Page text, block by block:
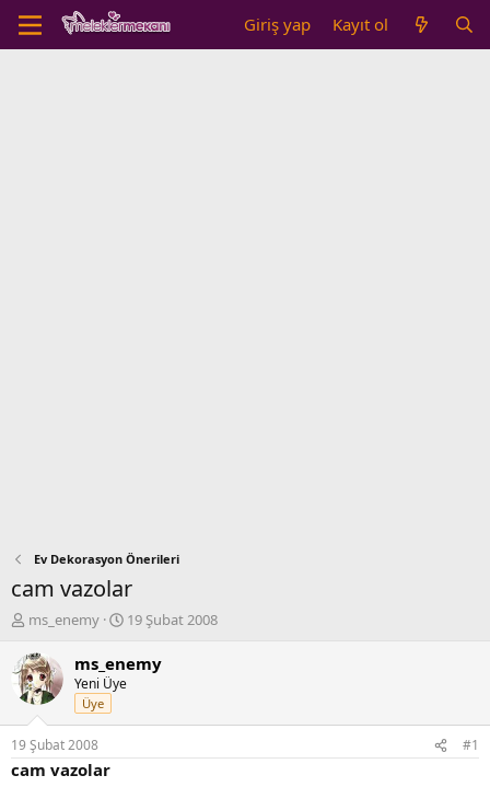
Giriş yap Kayıt ol
Ev Dekorasyon Önerileri
cam vazolar
K
n
b
u
y
u
b
a
ms_enemy
B
ş
ı
19 Şubat 2008
ms_enemy
Yeni Üye
Üye
19 Şubat 2008 #1
cam vazolar